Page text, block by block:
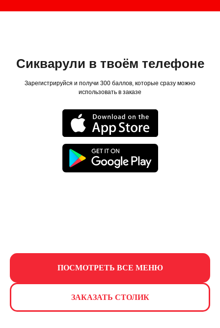
Сикварули в твоём телефоне
Зарегистрируйся и получи 300 баллов, которые сразу можно
использовать в заказе
ПОСМОТРЕТЬ ВСЕ МЕНЮ
ЗАКАЗАТЬ СТОЛИК